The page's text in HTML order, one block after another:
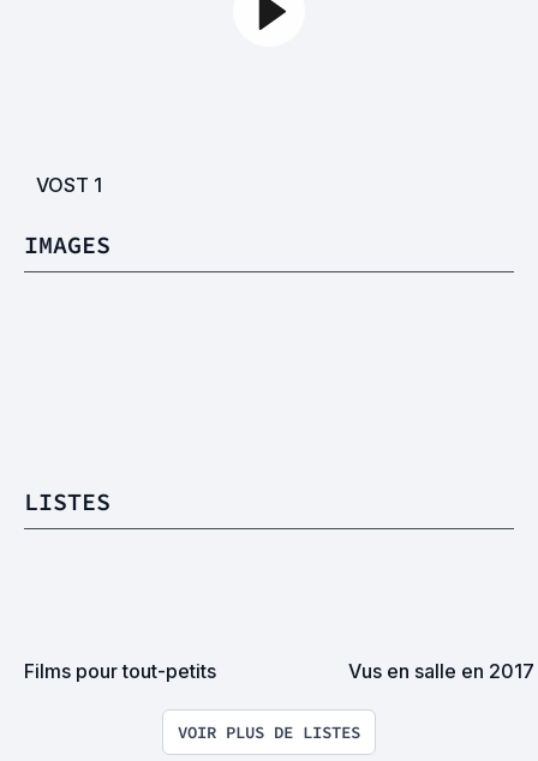
VOST 1
IMAGES
LISTES
Films pour tout-petits Vus en salle en 2017
VOIR PLUS DE LISTES